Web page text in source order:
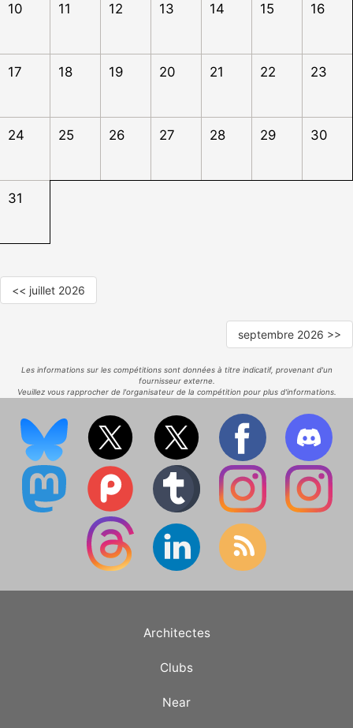
10 11 12 13 14 15 16
17 18 19 20 21 22 23
24 25 26 27 28 29 30
31
<< juillet 2026
septembre 2026 >>
Les informations sur les compétitions sont données à titre indicatif, provenant d'un
fournisseur externe.
Veuillez vous rapprocher de l'organisateur de la compétition pour plus d'informations.
Architectes
Clubs
Near